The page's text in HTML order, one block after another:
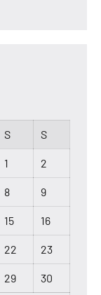
S S
1 2
8 9
15 16
22 23
29 30